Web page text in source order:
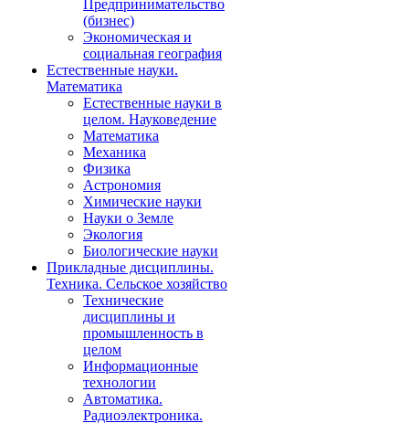
Предпринимательство
(бизнес)
Экономическая и
социальная география
Естественные науки.
Математика
Естественные науки в
целом. Науковедение
Математика
Механика
Физика
Астрономия
Химические науки
Науки о Земле
Экология
Биологические науки
Прикладные дисциплины.
Техника. Сельское хозяйство
Технические
дисциплины и
промышленность в
целом
Информационные
технологии
Автоматика.
Радиоэлектроника.